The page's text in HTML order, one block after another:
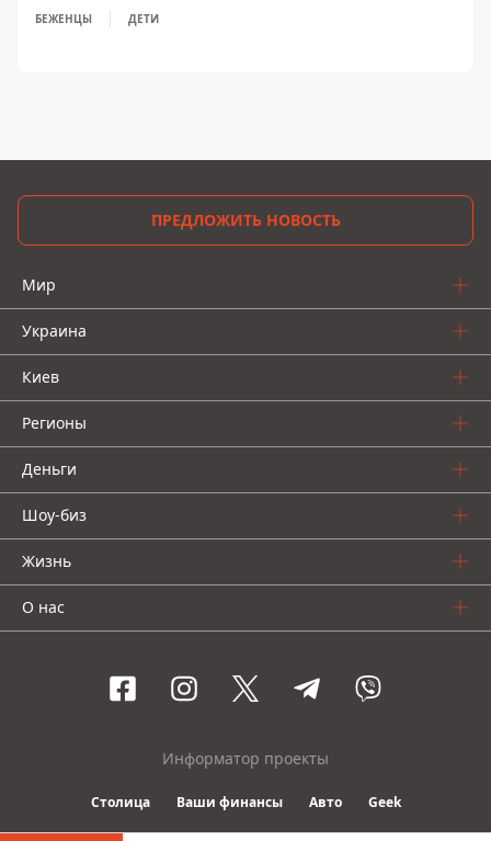
БЕЖЕНЦЫ ДЕТИ
ПРЕДЛОЖИТЬ НОВОСТЬ
Мир
Украина
Киев
Регионы
Деньги
Шоу-биз
Жизнь
О нас
Информатор проекты
Столица Ваши финансы Авто Geek